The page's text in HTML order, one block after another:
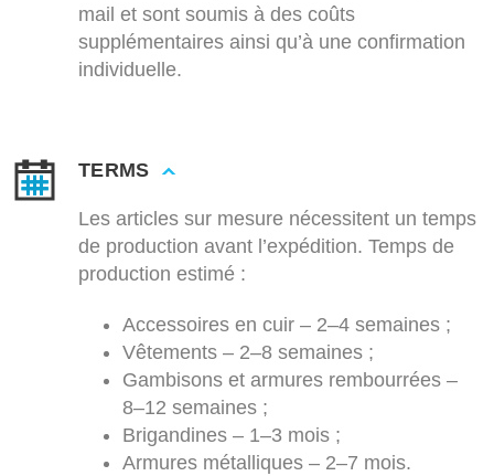
mail et sont soumis à des coûts
supplémentaires ainsi qu’à une confirmation
individuelle.
TERMS
Les articles sur mesure nécessitent un temps
de production avant l’expédition. Temps de
production estimé :
Accessoires en cuir – 2–4 semaines ;
Vêtements – 2–8 semaines ;
Gambisons et armures rembourrées –
8–12 semaines ;
Brigandines – 1–3 mois ;
Armures métalliques – 2–7 mois.